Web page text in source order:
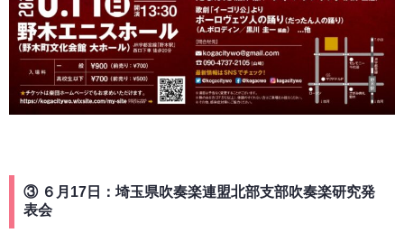
③ ６月17日：埼玉県吹奏楽連盟北部支部吹奏楽研究発
表会